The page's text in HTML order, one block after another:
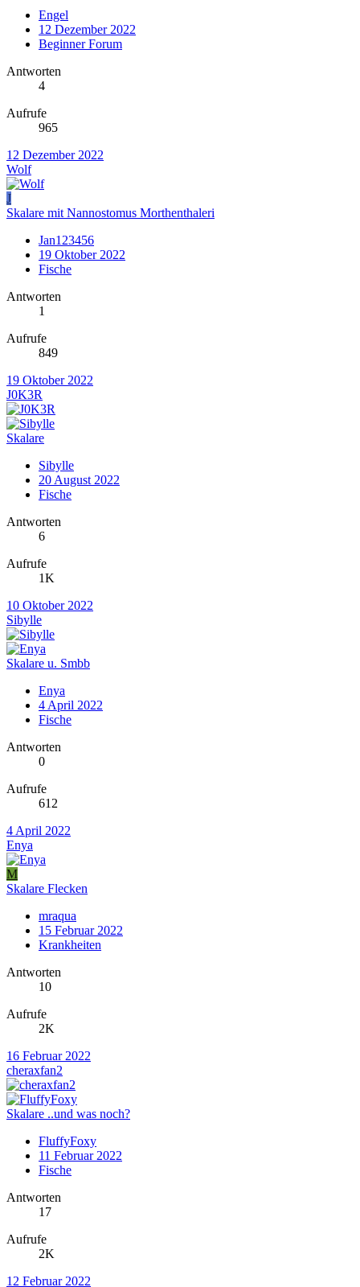
Engel
12 Dezember 2022
Beginner Forum
Antworten
4
Aufrufe
965
12 Dezember 2022
Wolf
J
Skalare mit Nannostomus Morthenthaleri
Jan123456
19 Oktober 2022
Fische
Antworten
1
Aufrufe
849
19 Oktober 2022
J0K3R
Skalare
Sibylle
20 August 2022
Fische
Antworten
6
Aufrufe
1K
10 Oktober 2022
Sibylle
Skalare u. Smbb
Enya
4 April 2022
Fische
Antworten
0
Aufrufe
612
4 April 2022
Enya
M
Skalare Flecken
mraqua
15 Februar 2022
Krankheiten
Antworten
10
Aufrufe
2K
16 Februar 2022
cheraxfan2
Skalare ..und was noch?
FluffyFoxy
11 Februar 2022
Fische
Antworten
17
Aufrufe
2K
12 Februar 2022